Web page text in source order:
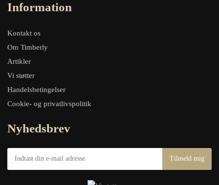
Information
Kontakt os
Om Timberly
Artikler
Vi støtter
Handelsbetingelser
Cookie- og privatlivspolitik
Nyhedsbrev